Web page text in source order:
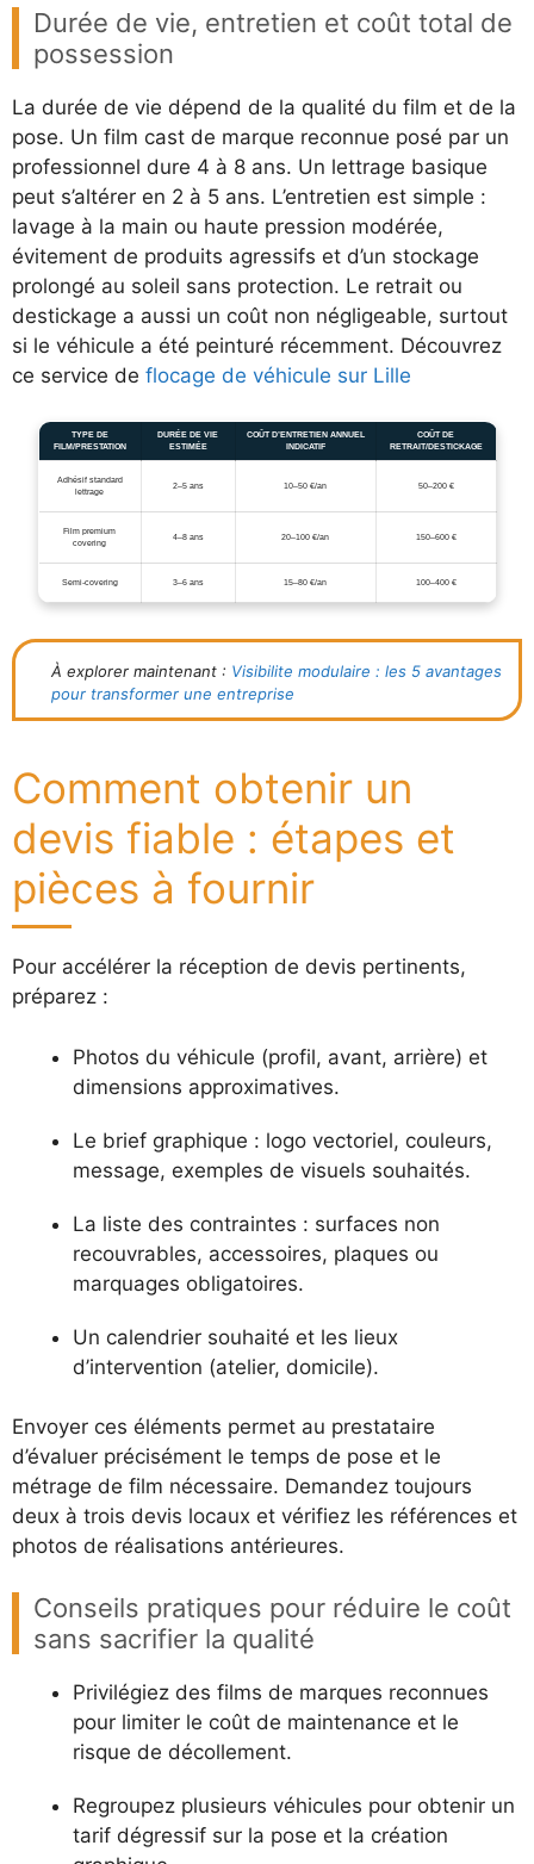
Durée de vie, entretien et coût total de
possession
La durée de vie dépend de la qualité du film et de la
pose. Un film cast de marque reconnue posé par un
professionnel dure 4 à 8 ans. Un lettrage basique
peut s’altérer en 2 à 5 ans. L’entretien est simple :
lavage à la main ou haute pression modérée,
évitement de produits agressifs et d’un stockage
prolongé au soleil sans protection. Le retrait ou
destickage a aussi un coût non négligeable, surtout
si le véhicule a été peinturé récemment. Découvrez
ce service de flocage de véhicule sur Lille
TYPE DE
FILM/PRESTATION
DURÉE DE VIE
ESTIMÉE
COÛT D’ENTRETIEN ANNUEL
INDICATIF
COÛT DE
RETRAIT/DESTICKAGE
Adhésif standard
lettrage
2–5 ans 10–50 €/an 50–200 €
Film premium
covering
4–8 ans 20–100 €/an 150–600 €
Semi-covering 3–6 ans 15–80 €/an 100–400 €
À explorer maintenant : Visibilite modulaire : les 5 avantages
pour transformer une entreprise
Comment obtenir un
devis fiable : étapes et
pièces à fournir
Pour accélérer la réception de devis pertinents,
préparez :
Photos du véhicule (profil, avant, arrière) et
dimensions approximatives.
Le brief graphique : logo vectoriel, couleurs,
message, exemples de visuels souhaités.
La liste des contraintes : surfaces non
recouvrables, accessoires, plaques ou
marquages obligatoires.
Un calendrier souhaité et les lieux
d’intervention (atelier, domicile).
Envoyer ces éléments permet au prestataire
d’évaluer précisément le temps de pose et le
métrage de film nécessaire. Demandez toujours
deux à trois devis locaux et vérifiez les références et
photos de réalisations antérieures.
Conseils pratiques pour réduire le coût
sans sacrifier la qualité
Privilégiez des films de marques reconnues
pour limiter le coût de maintenance et le
risque de décollement.
Regroupez plusieurs véhicules pour obtenir un
tarif dégressif sur la pose et la création